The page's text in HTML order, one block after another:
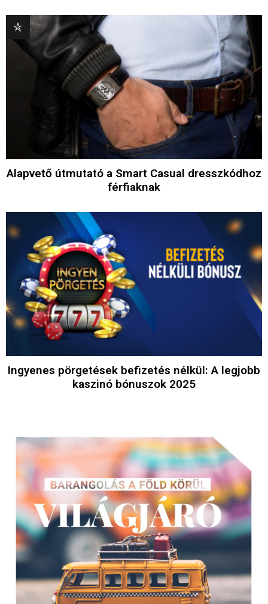
Alapvető útmutató a Smart Casual dresszkódhoz
férfiaknak
Ingyenes pörgetések befizetés nélkül: A legjobb
kaszinó bónuszok 2025